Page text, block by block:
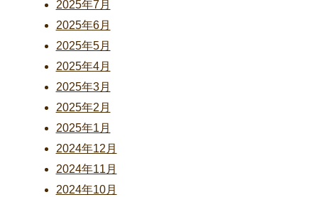
2025年7月
2025年6月
2025年5月
2025年4月
2025年3月
2025年2月
2025年1月
2024年12月
2024年11月
2024年10月